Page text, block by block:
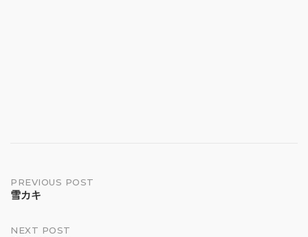
Post
PREVIOUS POST
雪カキ
NEXT POST